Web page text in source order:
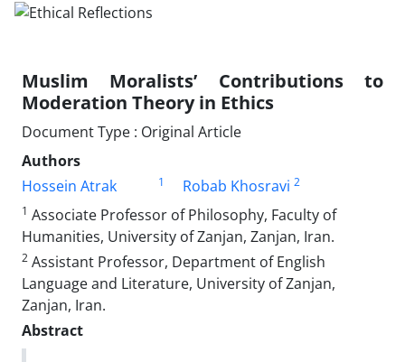
Muslim Moralists’ Contributions to
Moderation Theory in Ethics
Document Type : Original Article
Authors
Hossein Atrak
1 Robab Khosravi 2
1 Associate Professor of Philosophy, Faculty of
Humanities, University of Zanjan, Zanjan, Iran.
2 Assistant Professor, Department of English
Language and Literature, University of Zanjan,
Zanjan, Iran.
Abstract